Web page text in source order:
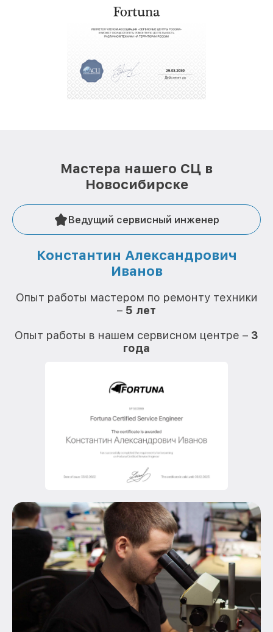
услуги курьера для владельцев
крупногабаритной техники, которые
обеспечат доставку устройств в сервис в
полной сохранности и бесплатно.
положительные отзывы и обрели отличную
репутацию. Мы постоянно совершенствуемся и
Мастера нашего СЦ в
Новосибирске
Ведущий сервисный инженер
Константин Александрович
Иванов
Опыт работы мастером по ремонту техники
– 5 лет
Опыт работы в нашем сервисном центре – 3
года